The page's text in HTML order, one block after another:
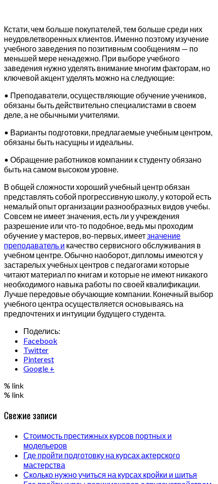
Кстати, чем больше покупателей, тем больше среди них
неудовлетворенных клиентов. Именно поэтому изучение
учебного заведения по позитивным сообщениям — по
меньшей мере ненадежно. При выборе учебного
заведения нужно уделять внимание многим факторам, но
ключевой акцент уделять можно на следующие:
• Преподаватели, осуществляющие обучение учеников,
обязаны быть действительно специалистами в своем
деле, а не обычными учителями.
• Варианты подготовки, предлагаемые учебным центром,
обязаны быть насущны и идеальны.
• Обращение работников компании к студенту обязано
быть на самом высоком уровне.
В общей сложности хороший учебный центр обязан
представлять собой прогрессивную школу, у которой есть
немалый опыт организации разнообразных видов учебы.
Совсем не имеет значения, есть ли у учреждения
разрешение или что-то подобное, ведь мы проходим
обучение у мастеров, во-первых, имеетзначение
преподаватель и качество сервисного обслуживания в
учебном центре. Обычно наоборот, дипломы имеются у
застарелых учебных центров с педагогами которые
читают материал по книгам и которые не имеют никакого
необходимого навыка работы по своей квалификации.
Лучше передовые обучающие компании. Конечный выбор
учебного центра осуществляется основываясь на
предпочтених и интуиции будущего студента.
Поделись:
Facebook
Twitter
Pinterest
Google +
% link
% link
Свежие записи
Стоимость престижных курсов портных и
модельеров
Где пройти подготовку на курсах актерского
мастерства
Сколько нужно учиться на курсах кройки и шитья